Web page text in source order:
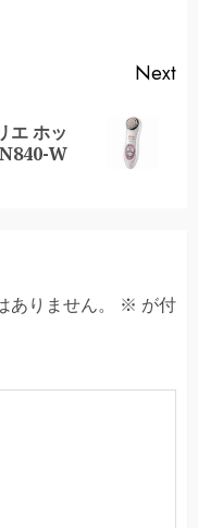
Next
エ ホッ
W
りません。 ※ が付